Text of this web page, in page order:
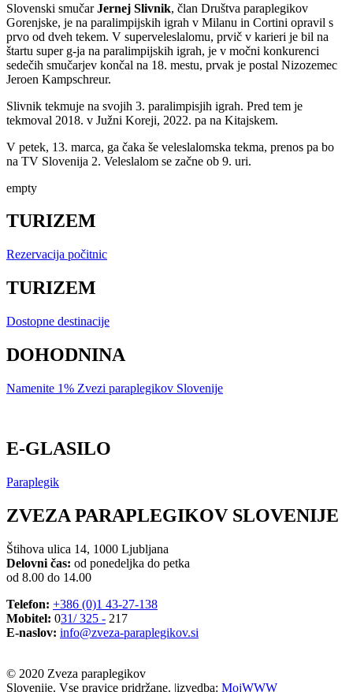
Slovenski smučarJernej Slivnik, član Društva paraplegikov
Gorenjske, je na paralimpijskih igrah v Milanu in Cortini opravil s
prvo od dveh tekem. V superveleslalomu, prvič v karieri je bil na
štartu super g-ja na paralimpijskih igrah, je v močni konkurenci
sedečih smučarjev končal na 18. mestu, prvak je postal Nizozemec
Jeroen Kampschreur.
Slivnik tekmuje na svojih 3. paralimpisjih igrah. Pred tem je
tekmoval 2018. v Južni Koreji, 2022. pa na Kitajskem.
V petek, 13. marca, ga čaka še veleslalomska tekma, prenos pa bo
na TV Slovenija 2. Veleslalom se začne ob 9. uri.
empty
TURIZEM
Rezervacija počitnic
TURIZEM
Dostopne destinacije
DOHODNINA
Namenite 1% Zvezi paraplegikov Slovenije
E-GLASILO
Paraplegik
ZVEZA PARAPLEGIKOV SLOVENIJE
Štihova ulica 14, 1000 Ljubljana
Delovni čas: od ponedeljka do petka
od 8.00 do 14.00
Telefon: +386 (0)1 43-27-138
Mobitel: 031/ 325 - 217
E-naslov: info@zveza-paraplegikov.si
© 2020 Zveza paraplegikov
Slovenije. Vse pravice pridržane. |izvedba: MojWWW